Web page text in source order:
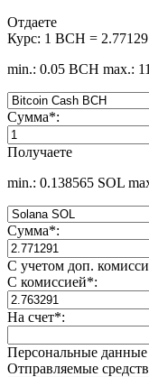
Отдаете
Курс: 1 BCH =
min.: 0.05 BCH max.:
Сумма*:
Получаете
min.: 0.138565 SOL
Сумма*:
С учетом доп.
С комиссией*:
На счет*:
Персональные данные
Отправляемые